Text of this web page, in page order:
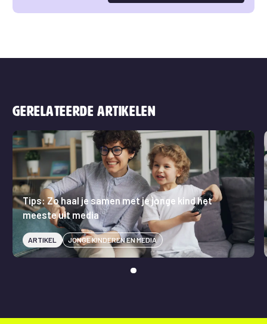
Gerelateerde artikelen
Tips: Zo haal je samen met je jonge kind het
meeste uit media
ARTIKEL JONGE KINDEREN EN MEDIA